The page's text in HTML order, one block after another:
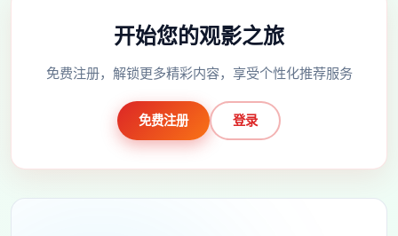
开始您的观影之旅
免费注册，解锁更多精彩内容，享受个性化推荐服务
免费注册 登录